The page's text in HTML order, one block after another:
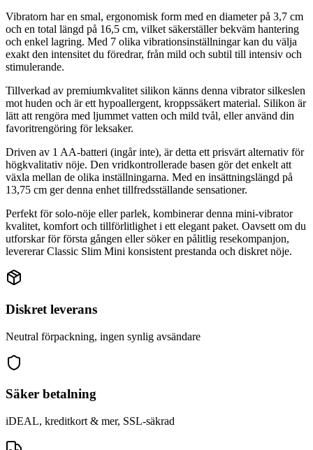
Vibratorn har en smal, ergonomisk form med en diameter på 3,7 cm
och en total längd på 16,5 cm, vilket säkerställer bekväm hantering
och enkel lagring. Med 7 olika vibrationsinställningar kan du välja
exakt den intensitet du föredrar, från mild och subtil till intensiv och
stimulerande.
Tillverkad av premiumkvalitet silikon känns denna vibrator silkeslen
mot huden och är ett hypoallergent, kroppssäkert material. Silikon är
lätt att rengöra med ljummet vatten och mild tvål, eller använd din
favoritrengöring för leksaker.
Driven av 1 AA-batteri (ingår inte), är detta ett prisvärt alternativ för
högkvalitativ nöje. Den vridkontrollerade basen gör det enkelt att
växla mellan de olika inställningarna. Med en insättningslängd på
13,75 cm ger denna enhet tillfredsställande sensationer.
Perfekt för solo-nöje eller parlek, kombinerar denna mini-vibrator
kvalitet, komfort och tillförlitlighet i ett elegant paket. Oavsett om du
utforskar för första gången eller söker en pålitlig resekompanjon,
levererar Classic Slim Mini konsistent prestanda och diskret nöje.
Diskret leverans
Neutral förpackning, ingen synlig avsändare
Säker betalning
iDEAL, kreditkort & mer, SSL-säkrad